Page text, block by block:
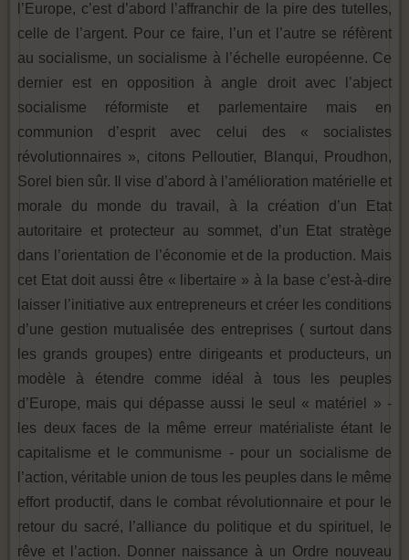
l’Europe, c’est d’abord l’affranchir de la pire des tutelles,
celle de l’argent. Pour ce faire, l’un et l’autre se réfèrent
au socialisme, un socialisme à l’échelle européenne. Ce
dernier est en opposition à angle droit avec l’abject
socialisme réformiste et parlementaire mais en
communion d’esprit avec celui des « socialistes
révolutionnaires », citons Pelloutier, Blanqui, Proudhon,
Sorel bien sûr. Il vise d’abord à l’amélioration matérielle et
morale du monde du travail, à la création d’un Etat
autoritaire et protecteur au sommet, d’un Etat stratège
dans l’orientation de l’économie et de la production. Mais
cet Etat doit aussi être « libertaire » à la base c’est-à-dire
laisser l’initiative aux entrepreneurs et créer les conditions
d’une gestion mutualisée des entreprises ( surtout dans
les grands groupes) entre dirigeants et producteurs, un
modèle à étendre comme idéal à tous les peuples
d’Europe, mais qui dépasse aussi le seul « matériel » -
les deux faces de la même erreur matérialiste étant le
capitalisme et le communisme - pour un socialisme de
l’action, véritable union de tous les peuples dans le même
effort productif, dans le combat révolutionnaire et pour le
retour du sacré, l’alliance du politique et du spirituel, le
rêve et l’action. Donner naissance à un Ordre nouveau